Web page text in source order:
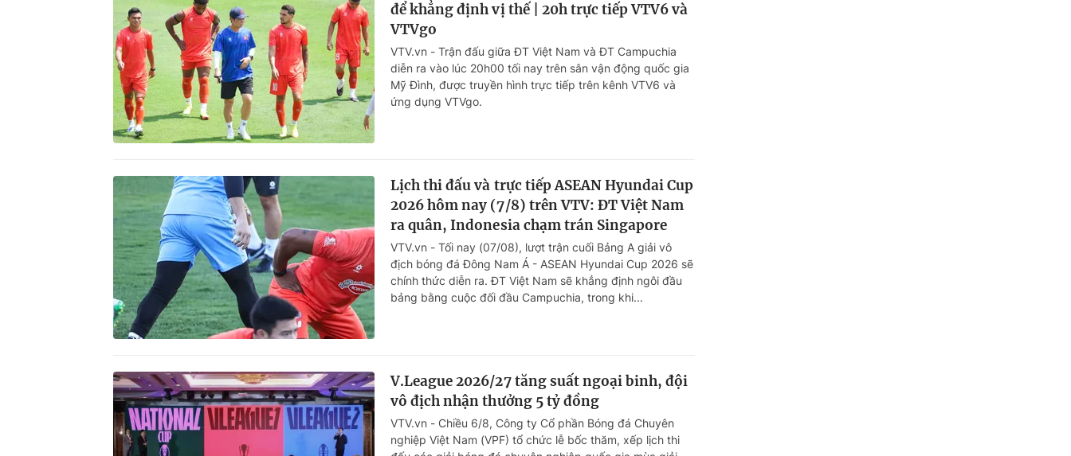
để khẳng định vị thế | 20h trực tiếp VTV6 và
VTVgo
VTV.vn - Trận đấu giữa ĐT Việt Nam và ĐT Campuchia
diễn ra vào lúc 20h00 tối nay trên sân vận động quốc gia
Mỹ Đình, được truyền hình trực tiếp trên kênh VTV6 và
ứng dụng VTVgo.
Lịch thi đấu và trực tiếp ASEAN Hyundai Cup
2026 hôm nay (7/8) trên VTV: ĐT Việt Nam
ra quân, Indonesia chạm trán Singapore
VTV.vn - Tối nay (07/08), lượt trận cuối Bảng A giải vô
địch bóng đá Đông Nam Á - ASEAN Hyundai Cup 2026 sẽ
chính thức diễn ra. ĐT Việt Nam sẽ khẳng định ngôi đầu
bảng bằng cuộc đối đầu Campuchia, trong khi...
V.League 2026/27 tăng suất ngoại binh, đội
vô địch nhận thưởng 5 tỷ đồng
VTV.vn - Chiều 6/8, Công ty Cổ phần Bóng đá Chuyên
nghiệp Việt Nam (VPF) tổ chức lễ bốc thăm, xếp lịch thi